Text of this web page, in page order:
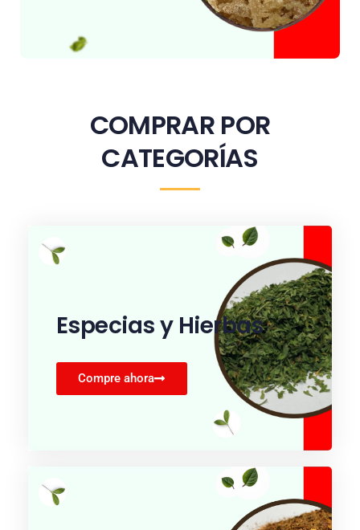
COMPRAR POR
CATEGORÍAS
Especias y Hierbas
Compre ahora